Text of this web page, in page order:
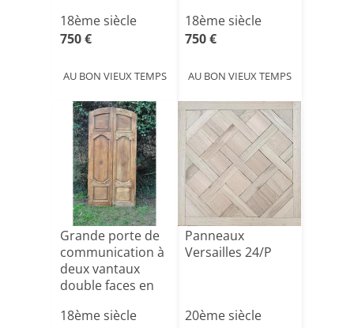
18ème siècle
750 €
AU BON VIEUX TEMPS
18ème siècle
750 €
AU BON VIEUX TEMPS
Grande porte de
communication à
deux vantaux
double faces en
18ème siècle
Panneaux
Versailles 24/P
20ème siècle